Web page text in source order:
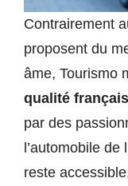
Contrairement
proposent du
âme, Tourismo
qualité
par des
l’automobile de
reste